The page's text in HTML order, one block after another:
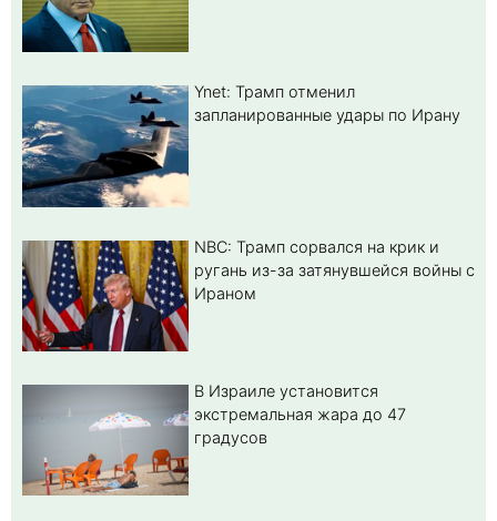
Ynet: Трамп отменил
запланированные удары по Ирану
NBC: Трамп сорвался на крик и
ругань из-за затянувшейся войны с
Ираном
В Израиле установится
экстремальная жара до 47
градусов